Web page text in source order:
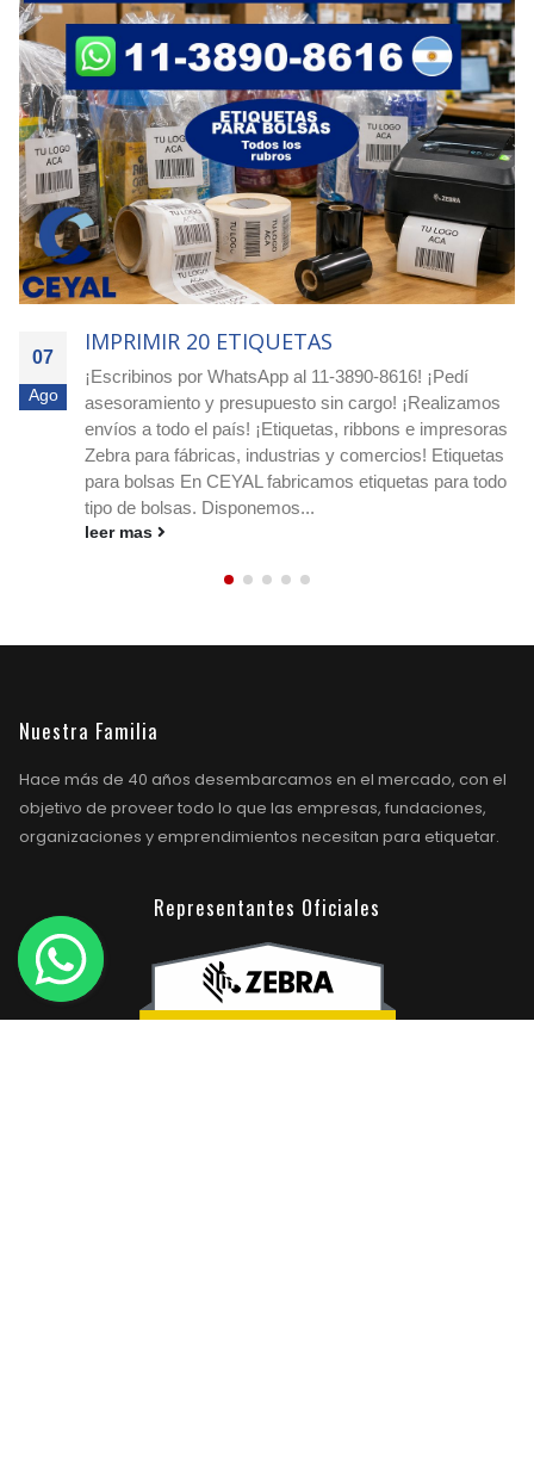
07
Ago
IMPRIMIR 20 ETIQUETAS
¡Escribinos por WhatsApp al 11-3890-8616! ¡Pedí
asesoramiento y presupuesto sin cargo! ¡Realizamos
envíos a todo el país! ¡Etiquetas, ribbons e impresoras
Zebra para fábricas, industrias y comercios! Etiquetas
para bolsas En CEYAL fabricamos etiquetas para todo
tipo de bolsas. Disponemos...
leer mas
Nuestra Familia
Hace más de 40 años desembarcamos en el mercado, con el
objetivo de proveer todo lo que las empresas, fundaciones,
organizaciones y emprendimientos necesitan para etiquetar.
Representantes Oficiales